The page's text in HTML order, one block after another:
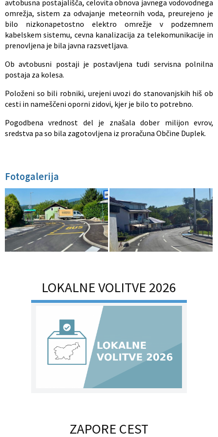
avtobusna postajališča, celovita obnova javnega vodovodnega
omrežja, sistem za odvajanje meteornih voda, preurejeno je
bilo nizkonapetostno elektro omrežje v podzemnem
kabelskem sistemu, cevna kanalizacija za telekomunikacije in
prenovljena je bila javna razsvetljava.
Ob avtobusni postaji je postavljena tudi servisna polnilna
postaja za kolesa.
Položeni so bili robniki, urejeni uvozi do stanovanjskih hiš ob
cesti in nameščeni oporni zidovi, kjer je bilo to potrebno.
Pogodbena vrednost del je znašala dober milijon evrov,
sredstva pa so bila zagotovljena iz proračuna Občine Duplek.
Fotogalerija
LOKALNE VOLITVE 2026
ZAPORE CEST